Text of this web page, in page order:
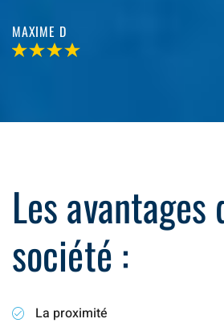
MAXIME D
Les
société :
La proximité